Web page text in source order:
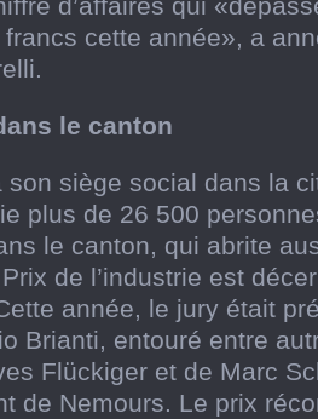
d’affaires qui
cette année», a
le canton
son siège social dans la
plus de 26 500
le canton, qui abrite
de l’industrie est
année, le jury était
Brianti, entouré entre
Flückiger et de Marc
de Nemours. Le prix